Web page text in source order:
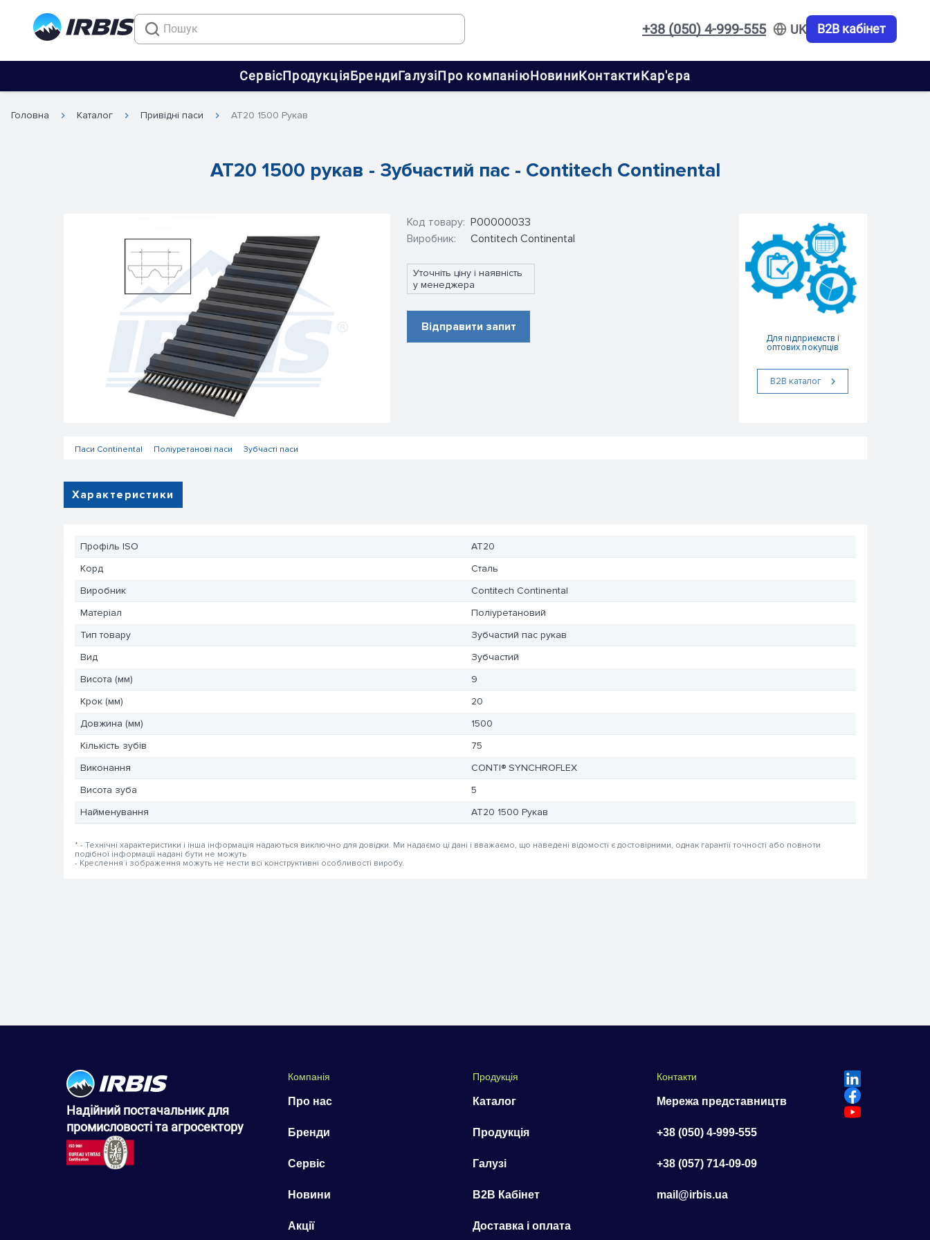
+38 (050) 4-999-555 UK B2B кабінет
СервісПродукціяБрендиГалузіПро компаніюНовиниКонтактиКар'єра
Головна Каталог Привідні паси AT20 1500 Рукав
AT20 1500 рукав - Зубчастий пас - Contitech Continental
Код товару:
Виробник:
Р00000033
Contitech Continental
Уточніть ціну і наявність
у менеджера
Відправити запит
Для підприємств і
оптових покупців
В2В каталог
Паси Сontinental Поліуретанові паси Зубчасті паси
Характеристики
Профіль ISO
AT20
Корд
Сталь
Виробник
Contitech Continental
Матеріал
Поліуретановий
Тип товару
Зубчастий пас рукав
Вид
Зубчастий
Висота (мм)
9
Крок (мм)
20
Довжина (мм)
1500
Кількість зубів
75
Виконання
CONTI® SYNCHROFLEX
Висота зуба
5
Найменування
AT20 1500 Рукав
* - Технічні характеристики і інша інформація надаються виключно для довідки. Ми надаємо ці дані і вважаємо, що наведені відомості є достовірними, однак гарантії точності або повноти
подібної інформації надані бути не можуть
- Креслення і зображення можуть не нести всі конструктивні особливості виробу.
Надійний постачальник для
промисловості та агросектору
Компанія
Про нас
Бренди
Сервіс
Новини
Акції
Продукція
Каталог
Продукція
Галузі
B2B Кабінет
Доставка і оплата
Контакти
Мережа представництв
+38 (050) 4-999-555
+38 (057) 714-09-09
mail@irbis.ua